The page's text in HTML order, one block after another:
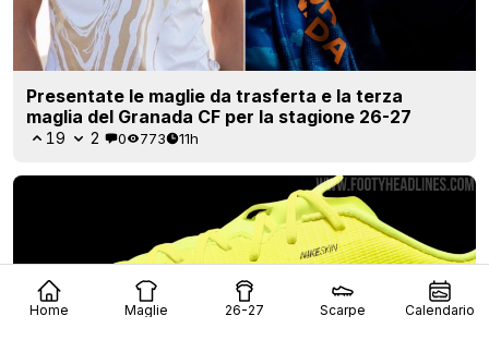
Home Maglie 26-27 Scarpe Calendario
Presentate le maglie da trasferta e la terza
maglia del Granada CF per la stagione 26-27
19 2 0 773 11h